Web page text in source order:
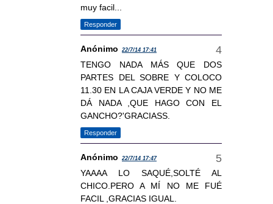
muy facil...
Responder
Anónimo 22/7/14 17:41
TENGO NADA MÁS QUE DOS
PARTES DEL SOBRE Y COLOCO
11.30 EN LA CAJA VERDE Y NO ME
DÁ NADA ,QUE HAGO CON EL
GANCHO?'GRACIASS.
Responder
Anónimo 22/7/14 17:47
YAAAA LO SAQUÉ,SOLTÉ AL
CHICO.PERO A MÍ NO ME FUÉ
FACIL ,GRACIAS IGUAL.